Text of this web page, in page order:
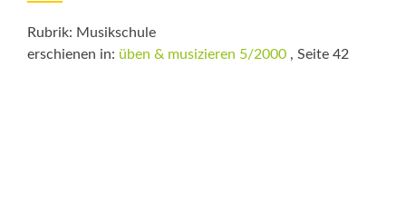
Rubrik: Musikschule
erschienen in: üben & musizieren 5/2000 , Seite 42